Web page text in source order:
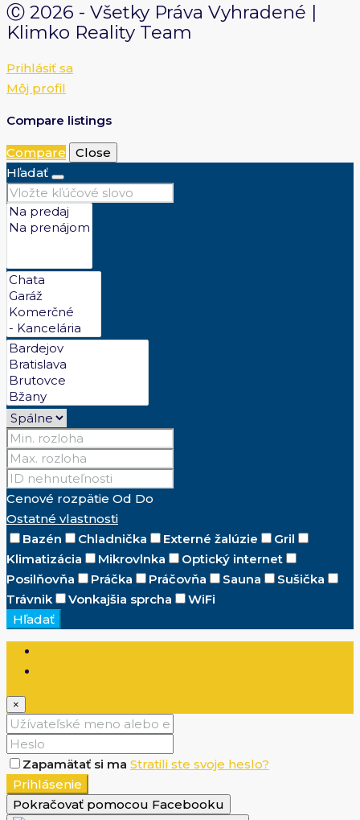
Ⓒ 2026 - Všetky Práva Vyhradené |
Klimko Reality Team
Prihlásiť sa
Môj profil
Compare listings
Compare
Close
Hľadať
Cenové rozpätie Od Do
Ostatné vlastnosti
Bazén
Chladnička Externé žalúzie
Gril
Klimatizácia
Mikrovlnka
Optický internet
Posilňovňa
Práčka Práčovňa Sauna
Sušička
Trávnik
Vonkajšia sprcha
WiFi
Hľadať
×
Zapamätať si ma Stratili ste svoje heslo?
Prihlásenie
Pokračovať pomocou Facebooku